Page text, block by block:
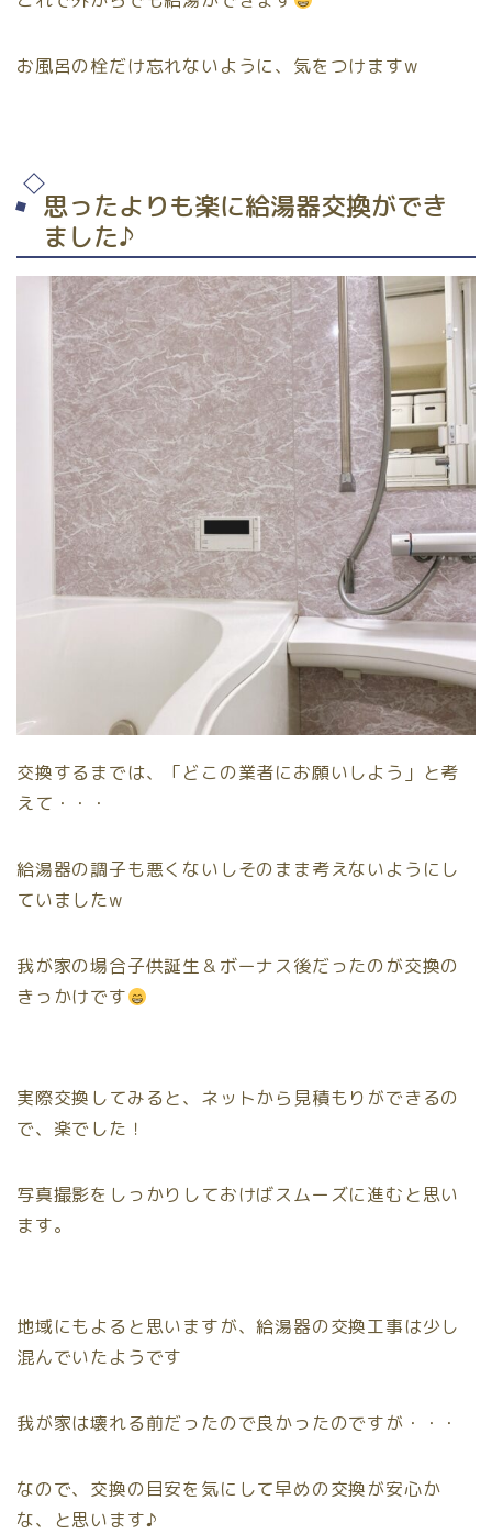
お風呂の栓だけ忘れないように、気をつけますw
思ったよりも楽に給湯器交換ができ
ました♪
交換するまでは、「どこの業者にお願いしよう」と考
えて・・・
給湯器の調子も悪くないしそのまま考えないようにし
ていましたw
我が家の場合子供誕生＆ボーナス後だったのが交換の
きっかけです
実際交換してみると、ネットから見積もりができるの
で、楽でした！
写真撮影をしっかりしておけばスムーズに進むと思い
ます。
地域にもよると思いますが、給湯器の交換工事は少し
混んでいたようです
我が家は壊れる前だったので良かったのですが・・・
なので、交換の目安を気にして早めの交換が安心か
な、と思います♪